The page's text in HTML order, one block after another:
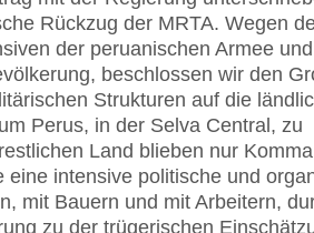
Rückzug der MRTA. Wegen
der peruanischen Armee
beschlossen wir den
Strukturen auf die
Perus, in der Selva Central, zu
Land blieben nur
eine intensive politische und
mit Bauern und mit Arbeitern,
zu der trügerischen